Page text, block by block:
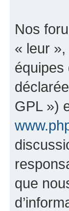
Nos
« leur
équipes
GPL »)
que